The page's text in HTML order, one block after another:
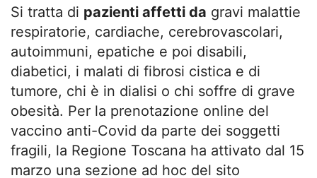
Si tratta di pazienti affetti da gravi malattie
respiratorie, cardiache, cerebrovascolari,
autoimmuni, epatiche e poi disabili,
diabetici, i malati di fibrosi cistica e di
tumore, chi è in dialisi o chi soffre di grave
obesità. Per la prenotazione online del
vaccino anti-Covid da parte dei soggetti
fragili, la Regione Toscana ha attivato dal 15
marzo una sezione ad hoc del sito